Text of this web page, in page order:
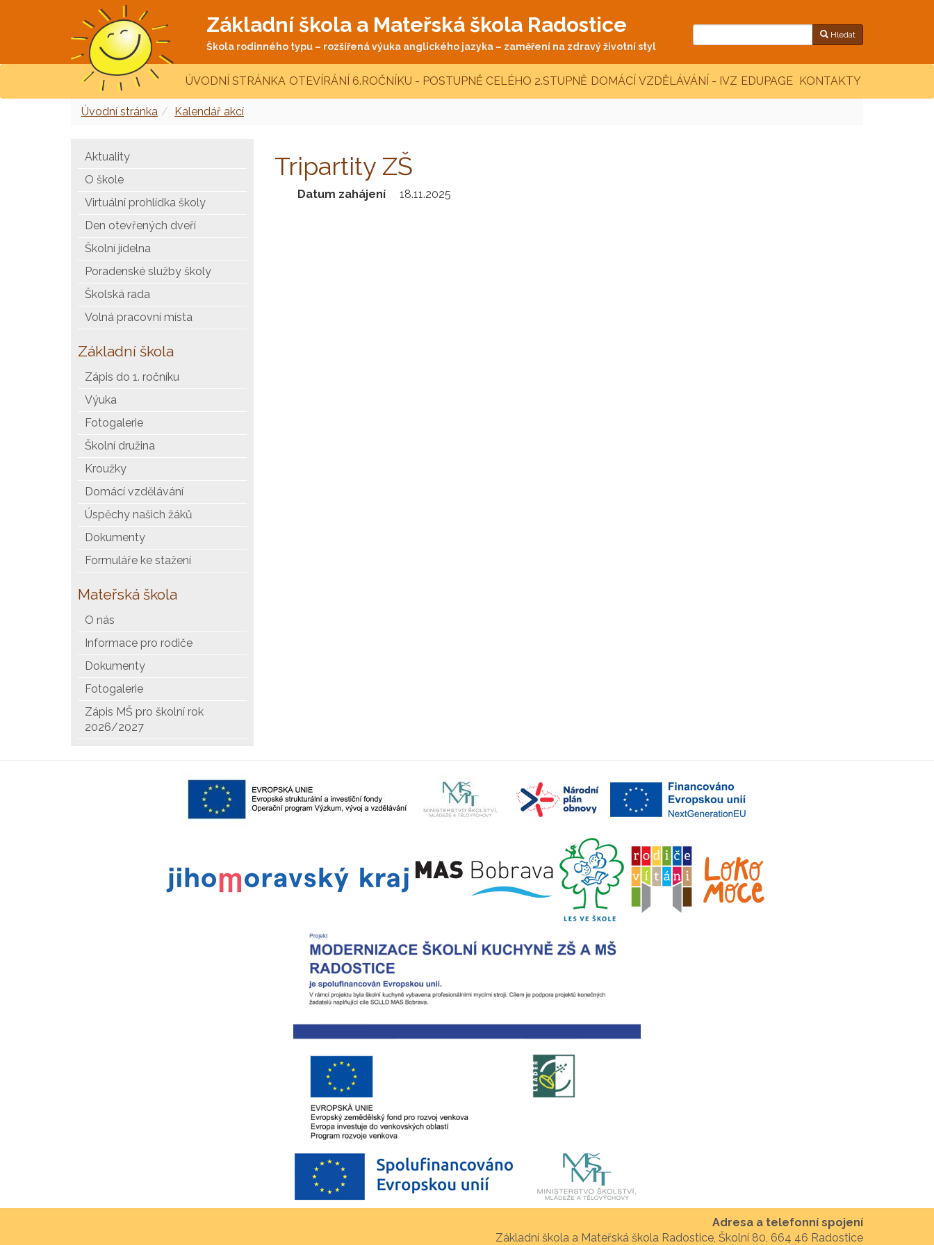
Základní škola a Mateřská škola Radostice
Škola rodinného typu – rozšířená výuka anglického jazyka – zaměření na zdravý životní styl
Hledat
ÚVODNÍ STRÁNKA OTEVÍRÁNÍ 6.ROČNÍKU - POSTUPNĚ CELÉHO 2.STUPNĚ DOMÁCÍ VZDĚLÁVÁNÍ - IVZ EDUPAGE KONTAKTY
Úvodní stránka Kalendář akcí
Aktuality
O škole
Virtuální prohlídka školy
Den otevřených dveří
Školní jídelna
Poradenské služby školy
Školská rada
Volná pracovní místa
Základní škola
Zápis do 1. ročníku
Výuka
Fotogalerie
Školní družina
Kroužky
Domácí vzdělávání
Úspěchy našich žáků
Dokumenty
Formuláře ke stažení
Mateřská škola
O nás
Informace pro rodiče
Dokumenty
Fotogalerie
Zápis MŠ pro školní rok
2026/2027
Tripartity ZŠ
Datum zahájení 18.11.2025
Adresa a telefonní spojení
Základní škola a Mateřská škola Radostice, Školní 80, 664 46 Radostice